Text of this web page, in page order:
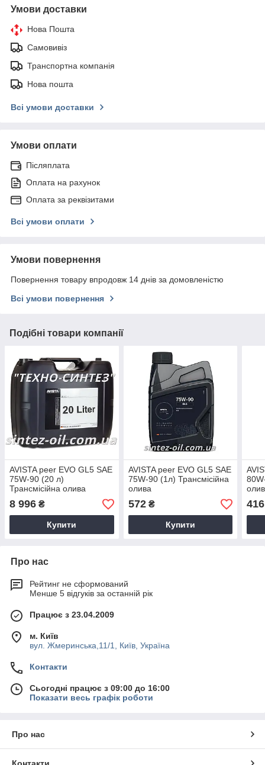
Умови доставки
Нова Пошта
Самовивіз
Транспортна компанія
Нова пошта
Всі умови доставки
Умови оплати
Післяплата
Оплата на рахунок
Оплата за реквізитами
Всі умови оплати
Умови повернення
Повернення товару впродовж 14 днів за домовленістю
Всі умови повернення
Подібні товари компанії
AVISTA peer EVO GL5 SAE
75W-90 (20 л)
Трансмісійна олива
8 996 ₴
Купити
AVISTA peer EVO GL5 SAE
75W-90 (1л) Трансмісійна
олива
572₴
Купити
416
Про нас
Рейтинг не сформований
Менше 5 відгуків за останній рік
Працює з 23.04.2009
м. Київ
вул. Жмеринська,11/1, Київ, Україна
Контакти
Сьогодні працює з 09:00 до 16:00
Показати весь графік роботи
Про нас